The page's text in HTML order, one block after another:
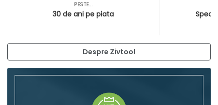
PESTE...
30 de ani pe piata
Despre Zivtool